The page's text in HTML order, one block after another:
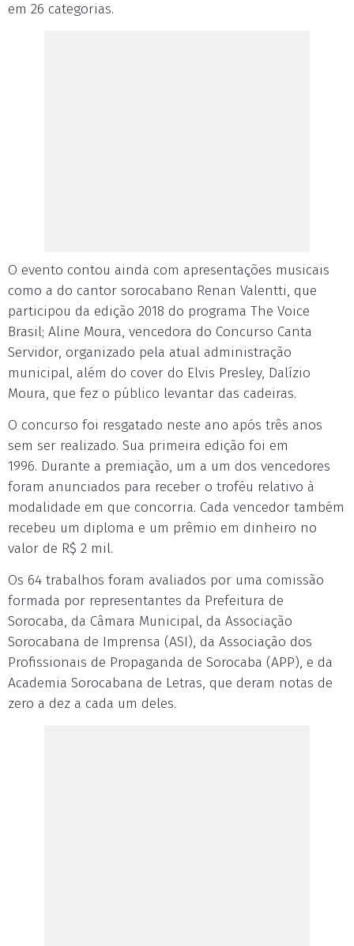
em 26 categorias.
O evento contou ainda com apresentações musicais
como a do cantor sorocabano Renan Valentti, que
participou da edição 2018 do programa The Voice
Brasil; Aline Moura, vencedora do Concurso Canta
Servidor, organizado pela atual administração
municipal, além do cover do Elvis Presley, Dalízio
Moura, que fez o público levantar das cadeiras.
O concurso foi resgatado neste ano após três anos
sem ser realizado. Sua primeira edição foi em
1996. Durante a premiação, um a um dos vencedores
foram anunciados para receber o troféu relativo à
modalidade em que concorria. Cada vencedor também
recebeu um diploma e um prêmio em dinheiro no
valor de R$ 2 mil.
Os 64 trabalhos foram avaliados por uma comissão
formada por representantes da Prefeitura de
Sorocaba, da Câmara Municipal, da Associação
Sorocabana de Imprensa (ASI), da Associação dos
Profissionais de Propaganda de Sorocaba (APP), e da
Academia Sorocabana de Letras, que deram notas de
zero a dez a cada um deles.